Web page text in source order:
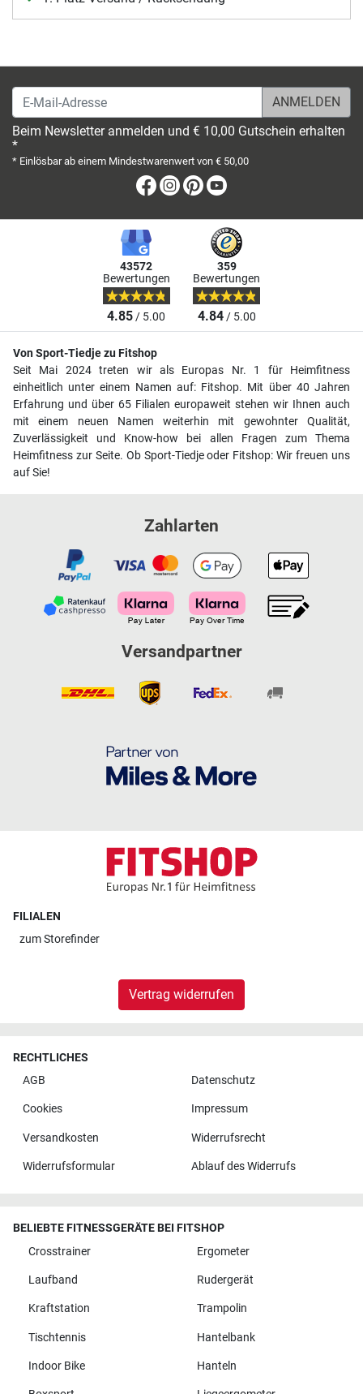
E-Mail-Adresse
Beim Newsletter anmelden und € 10,00 Gutschein erhalten
*
* Einlösbar ab einem Mindestwarenwert von € 50,00
Facebook
Instagram
Pinterest
43572
Bewertungen
4.85/ 5.00
359
Bewertungen
4.84/ 5.00
Von Sport-Tiedje zu Fitshop
Seit Mai 2024 treten wir als Europas Nr. 1 für Heimfitness
einheitlich unter einem Namen auf: Fitshop. Mit über 40 Jahren
Erfahrung und über 65 Filialen europaweit stehen wir Ihnen auch
mit einem neuen Namen weiterhin mit gewohnter Qualität,
Zuverlässigkeit und Know-how bei allen Fragen zum Thema
Heimfitness zur Seite. Ob Sport-Tiedje oder Fitshop: Wir freuen uns
auf Sie!
Zahlarten
Versandpartner
FILIALEN
zumStorefinder
Vertrag widerrufen
RECHTLICHES
AGB
Datenschutz
Cookies Impressum
Versandkosten Widerrufsrecht
Widerrufsformular Ablauf des Widerrufs
BELIEBTE FITNESSGERÄTE BEI FITSHOP
Crosstrainer
Ergometer
Laufband Rudergerät
Kraftstation Trampolin
Tischtennis Hantelbank
Indoor Bike Hanteln